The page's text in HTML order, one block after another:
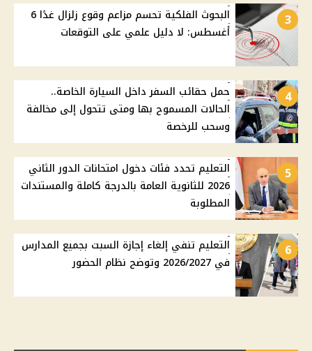
3
البحوث الفلكية تحسم مزاعم وقوع زلزال غدًا 6
أغسطس: لا دليل علمي على التوقعات
4
حمل حقائب السفر داخل السيارة الخاصة..
الحالات المسموح بها ومتى تتحول إلى مخالفة
وسحب للرخصة
5
التعليم تحدد فئات دخول امتحانات الدور الثاني
2026 للثانوية العامة بالدرجة كاملة والمستندات
المطلوبة
6
التعليم تنفي إلغاء إجازة السبت بجميع المدارس
في 2026/2027 وتوضح نظام الحضور